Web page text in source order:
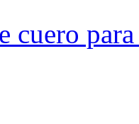
cuero